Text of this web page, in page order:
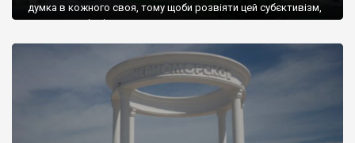
думка в кожного своя, тому щоби розвіяти цей субєктивізм,
запрошую відвідати це